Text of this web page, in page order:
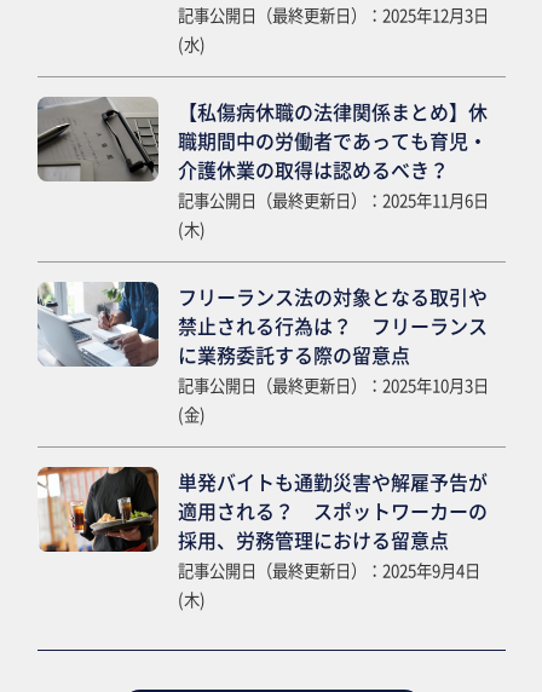
記事公開日（最終更新日）：2025年12月3日
(水)
【私傷病休職の法律関係まとめ】休
職期間中の労働者であっても育児・
介護休業の取得は認めるべき？
記事公開日（最終更新日）：2025年11月6日
(木)
フリーランス法の対象となる取引や
禁止される行為は？ フリーランス
に業務委託する際の留意点
記事公開日（最終更新日）：2025年10月3日
(金)
単発バイトも通勤災害や解雇予告が
適用される？ スポットワーカーの
採用、労務管理における留意点
記事公開日（最終更新日）：2025年9月4日
(木)